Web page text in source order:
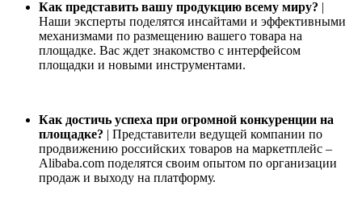
Как представить вашу продукцию всему миру? |
Наши эксперты поделятся инсайтами и эффективными
механизмами по размещению вашего товара на
площадке. Вас ждет знакомство с интерфейсом
площадки и новыми инструментами.
Как достичь успеха при огромной конкуренции на
площадке? | Представители ведущей компании по
продвижению российских товаров на маркетплейс –
Alibaba.com поделятся своим опытом по организации
продаж и выходу на платформу.